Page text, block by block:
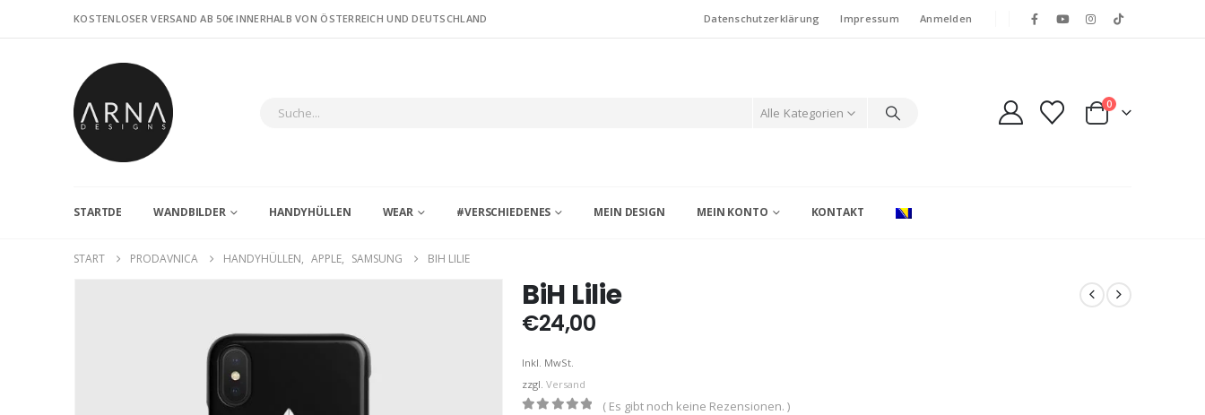
KOSTENLOSER VERSAND AB 50€ INNERHALB VON ÖSTERREICH UND DEUTSCHLAND Datenschutzerklärung Impressum Anmelden
Alle Kategorien
0
STARTDE WANDBILDER HANDYHÜLLEN WEAR #VERSCHIEDENES MEIN DESIGN MEIN KONTO KONTAKT
START PRODAVNICA HANDYHÜLLEN, APPLE, SAMSUNG BIH LILIE
BiH Lilie
€24,00
Inkl. MwSt.
zzgl. Versand
( Es gibt noch keine Rezensionen. )